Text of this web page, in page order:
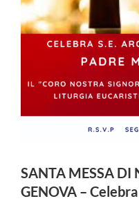
SANTA MESSA DI
GENOVA –